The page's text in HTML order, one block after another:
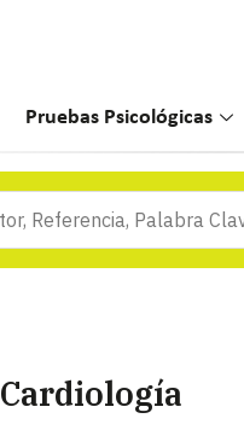
Pruebas Psicológicas
Cardiología